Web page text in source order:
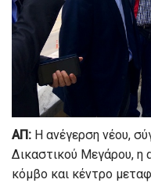
ΑΠ: Η ανέγερση νέου,
Δικαστικού Μεγάρου, η
κόμβο και κέντρο